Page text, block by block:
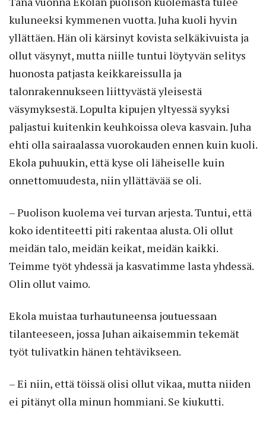
kuluneeksi kymmenen vuotta. Juha kuoli hyvin
yllättäen. Hän oli kärsinyt kovista selkäkivuista ja
ollut väsynyt, mutta niille tuntui löytyvän selitys
huonosta patjasta keikkareissulla ja
talonrakennukseen liittyvästä yleisestä
väsymyksestä. Lopulta kipujen yltyessä syyksi
paljastui kuitenkin keuhkoissa oleva kasvain. Juha
ehti olla sairaalassa vuorokauden ennen kuin kuoli.
Ekola puhuukin, että kyse oli läheiselle kuin
onnettomuudesta, niin yllättävää se oli.
– Puolison kuolema vei turvan arjesta. Tuntui, että
koko identiteetti piti rakentaa alusta. Oli ollut
meidän talo, meidän keikat, meidän kaikki.
Teimme työt yhdessä ja kasvatimme lasta yhdessä.
Olin ollut vaimo.
Ekola muistaa turhautuneensa joutuessaan
tilanteeseen, jossa Juhan aikaisemmin tekemät
työt tulivatkin hänen tehtävikseen.
– Ei niin, että töissä olisi ollut vikaa, mutta niiden
ei pitänyt olla minun hommiani. Se kiukutti.